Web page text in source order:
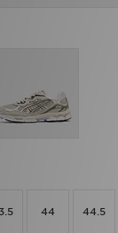
44 44.5